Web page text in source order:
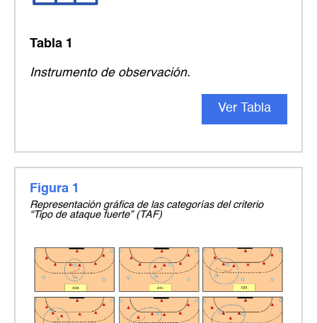
Tabla 1
Instrumento de observación.
Ver Tabla
Figura 1
Representación gráfica de las categorías del criterio
“Tipo de ataque fuerte” (TAF)